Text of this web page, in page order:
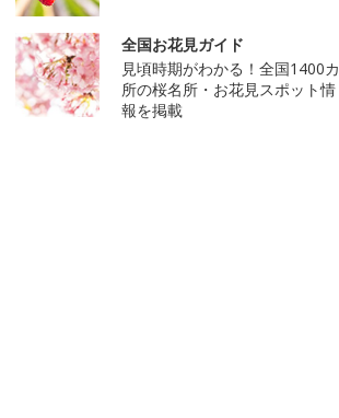
全国お花見ガイド
見頃時期がわかる！全国1400カ
所の桜名所・お花見スポット情
報を掲載